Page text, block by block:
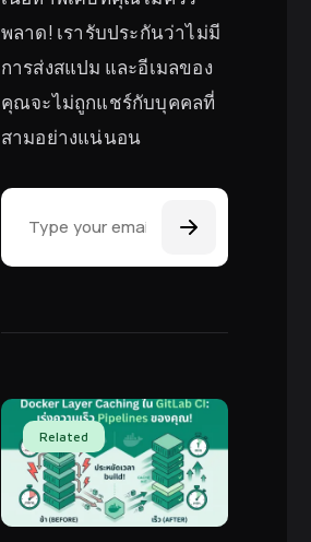
พลาด! เรารับประกันว่าไม่มี
การส่งสแปม และอีเมลของ
คุณจะไม่ถูกแชร์กับบุคคลที่
สามอย่างแน่นอน
Related